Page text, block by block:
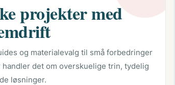
projekter med
og materialevalg til små forbedringer
handler det om overskuelige trin, tydelig
løsninger.